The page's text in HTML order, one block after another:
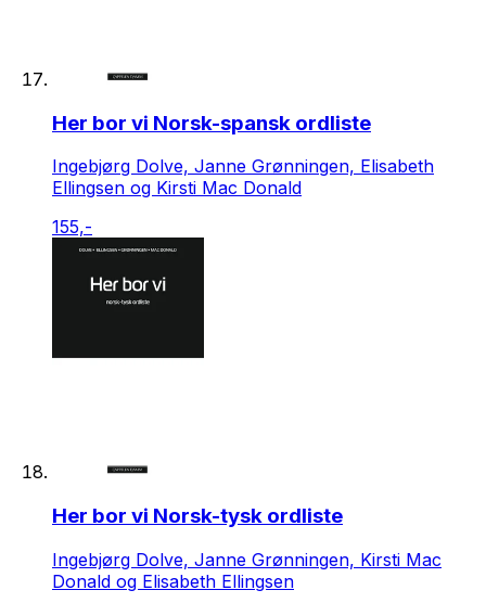
Her bor vi Norsk-spansk ordliste
Ingebjørg Dolve, Janne Grønningen, Elisabeth
Ellingsen og Kirsti Mac Donald
155,-
Her bor vi Norsk-tysk ordliste
Ingebjørg Dolve, Janne Grønningen, Kirsti Mac
Donald og Elisabeth Ellingsen